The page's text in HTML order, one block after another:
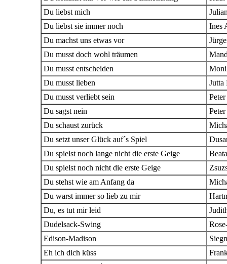
Du liebst mich
Du liebst sie immer noch
Ines
Du machst uns etwas vor
Du musst doch wohl träumen
Du musst entscheiden
Du musst lieben
Jutta
Du musst verliebt sein
Du sagst nein
Du schaust zurück
Du setzt unser Glück auf´s Spiel
Du spielst noch lange nicht die erste Geige
Du spielst noch nicht die erste Geige
Du stehst wie am Anfang da
Du warst immer so lieb zu mir
Du, es tut mir leid
Dudelsack-Swing
Edison-Madison
Eh ich dich küss